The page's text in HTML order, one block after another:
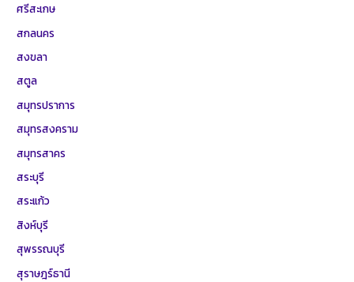
ศรีสะเกษ
สกลนคร
สงขลา
สตูล
สมุทรปราการ
สมุทรสงคราม
สมุทรสาคร
สระบุรี
สระแก้ว
สิงห์บุรี
สุพรรณบุรี
สุราษฎร์ธานี